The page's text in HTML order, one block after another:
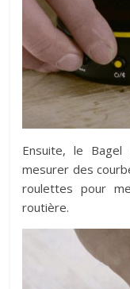
Ensuite, le Bagel
mesurer des
roulettes pour
routière.